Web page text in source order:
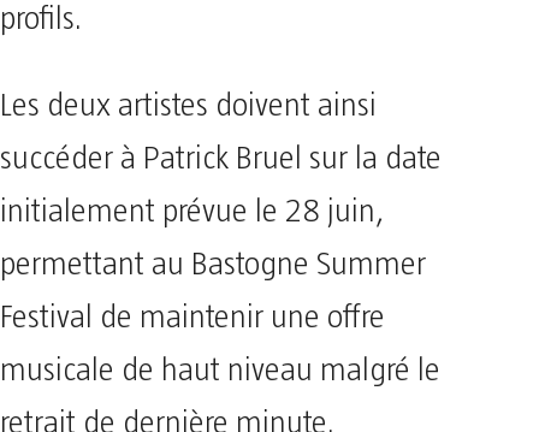
profils.
Les deux artistes doivent ainsi
succéder à Patrick Bruel sur la date
initialement prévue le 28 juin,
permettant au Bastogne Summer
Festival de maintenir une offre
musicale de haut niveau malgré le
retrait de dernière minute.